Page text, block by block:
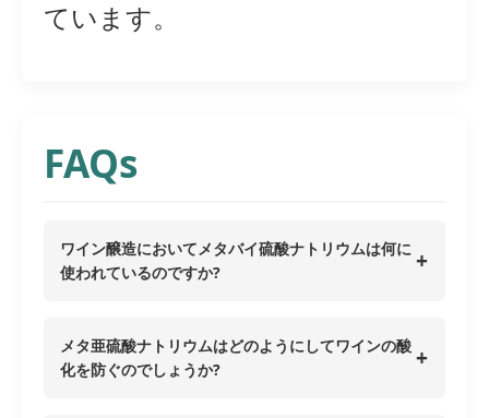
ています。
FAQs
ワイン醸造においてメタバイ硫酸ナトリウムは何に
使われているのですか?
+
メタ亜硫酸ナトリウムはどのようにしてワインの酸
化を防ぐのでしょうか?
+